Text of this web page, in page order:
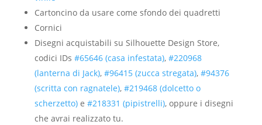
Cartoncino da usare come sfondo dei quadretti
Cornici
Disegni acquistabili su Silhouette Design Store,
codici IDs #65646 (casa infestata), #220968
(lanterna di Jack), #96415 (zucca stregata), #94376
(scritta con ragnatele), #219468 (dolcetto o
scherzetto)e #218331 (pipistrelli), oppure i disegni
che avrai realizzato tu.